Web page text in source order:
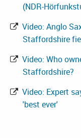
(NDR-
Video: Anglo
Staffordshire
Video: Who
Staffordshire?
Video: Expert
'best ever'